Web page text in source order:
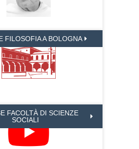
FILOSOFIA A BOLOGNA
FACOLTÀ DI SCIENZE
SOCIALI